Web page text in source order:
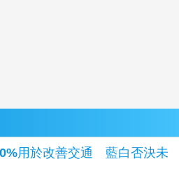
用於改善交通 藍白否決未